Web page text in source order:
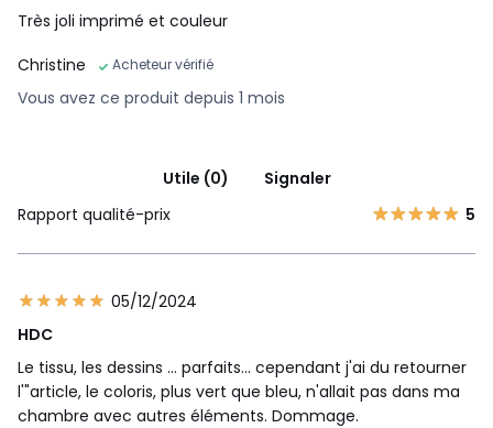
Très joli imprimé et couleur
Christine
Acheteur vérifié
Vous avez ce produit depuis 1 mois
Utile (0)
Signaler
Rapport qualité-prix
5
05/12/2024
HDC
Le tissu, les dessins ... parfaits... cependant j'ai du retourner
l'"article, le coloris, plus vert que bleu, n'allait pas dans ma
chambre avec autres éléments. Dommage.